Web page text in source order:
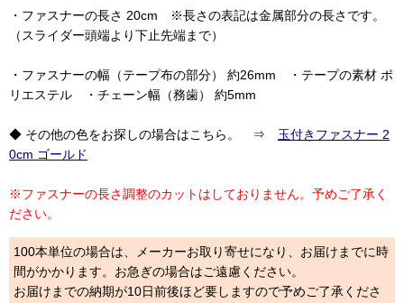
・ファスナーの長さ 20cm ※長さの表記は金属部分の長さです。
（スライダー頭端より下止先端まで）
・ファスナーの幅（テープ布の部分） 約26mm ・テープの素材 ポ
リエステル ・チェーン幅（務歯） 約5mm
◆ その他の色をお探しの場合はこちら。 ⇒ 玉付きファスナー 2
0cm ゴールド
※ファスナーの長さ調整のカットはしておりません。予めご了承く
ださい。
100本単位の場合は、メーカーお取り寄せになり、お届けまでに時
間がかかります。お急ぎの場合はご遠慮ください。
お届けまでの納期が10日前後ほど要しますので予めご了承くださ